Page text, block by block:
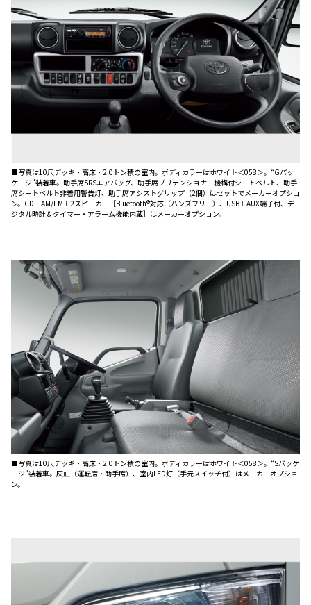
■写真は10尺デッキ・高床・2.0トン積の室内。ボディカラーはホワイト＜058＞。“Gパッ
ケージ”装着車。助手席SRSエアバッグ、助手席プリテンショナー機構付シートベルト、助手
席シートベルト非着用警告灯、助手席アシストグリップ（2個）はセットでメーカーオプショ
ン。CD＋AM/FM＋2スピーカー［Bluetooth®️対応（ハンズフリー）、USB＋AUX端子付、デ
ジタル時計＆タイマー・アラーム機能内蔵］はメーカーオプション。
■写真は10尺デッキ・高床・2.0トン積の室内。ボディカラーはホワイト＜058＞。“Sパッケ
ージ”装着車。灰皿（運転席・助手席）、室内LED灯（手元スイッチ付）はメーカーオプショ
ン。